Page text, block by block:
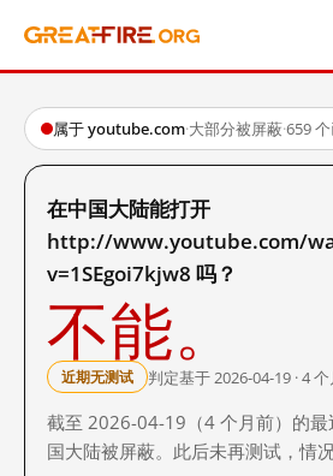
属于 youtube.com·大部分被屏蔽·659
在中国大陆能打开
http://www.youtube.com/
v=1SEgoi7kjw8 吗？
不能。
近期无测试 判定基于 2026-04-19 · 4
截至 2026-04-19（4 个月前）的最
国大陆被屏蔽。此后未再测试，情